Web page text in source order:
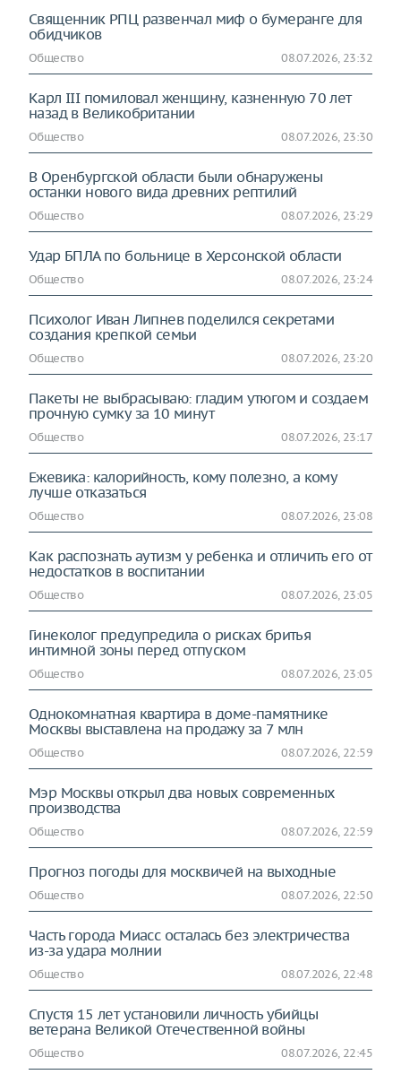
Священник РПЦ развенчал миф о бумеранге для
обидчиков
Общество 08.07.2026, 23:32
Карл III помиловал женщину, казненную 70 лет
назад в Великобритании
Общество 08.07.2026, 23:30
В Оренбургской области были обнаружены
останки нового вида древних рептилий
Общество 08.07.2026, 23:29
Удар БПЛА по больнице в Херсонской области
Общество 08.07.2026, 23:24
Психолог Иван Липнев поделился секретами
создания крепкой семьи
Общество 08.07.2026, 23:20
Пакеты не выбрасываю: гладим утюгом и создаем
прочную сумку за 10 минут
Общество 08.07.2026, 23:17
Ежевика: калорийность, кому полезно, а кому
лучше отказаться
Общество 08.07.2026, 23:08
Как распознать аутизм у ребенка и отличить его от
недостатков в воспитании
Общество 08.07.2026, 23:05
Гинеколог предупредила о рисках бритья
интимной зоны перед отпуском
Общество 08.07.2026, 23:05
Однокомнатная квартира в доме-памятнике
Москвы выставлена на продажу за 7 млн
Общество 08.07.2026, 22:59
Мэр Москвы открыл два новых современных
производства
Общество 08.07.2026, 22:59
Прогноз погоды для москвичей на выходные
Общество 08.07.2026, 22:50
Часть города Миасс осталась без электричества
из-за удара молнии
Общество 08.07.2026, 22:48
Спустя 15 лет установили личность убийцы
ветерана Великой Отечественной войны
Общество 08.07.2026, 22:45